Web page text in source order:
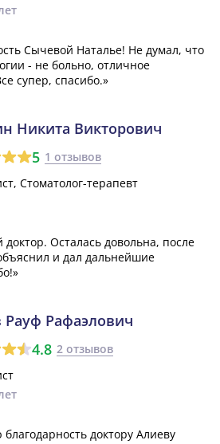
Сычевой Наталье! Не думал, что
- не больно, отличное
супер, спасибо.»
Никита Викторович
5 1 отзывов
Стоматолог-терапевт
Осталась довольна, после
и дал дальнейшие
Рауф Рафаэлович
4.8 2 отзывов
доктору Алиеву